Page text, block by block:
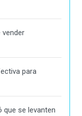
vender
para
que se levanten